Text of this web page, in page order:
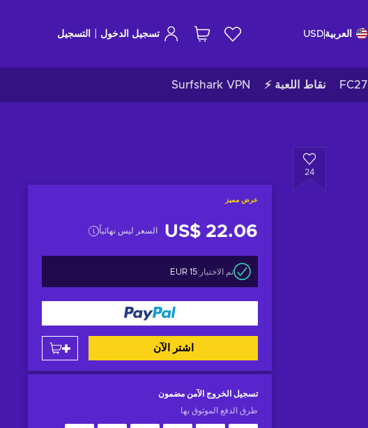
العربية USD تسجيل الدخول التسجيل
FC27 نقاط اللعبة ⚡ Surfshark VPN
24
عرض مميز
US$ 22.06 السعر ليس نهائياً
تم الاختيار:15 EUR
اشتر الآن
تسجيل الخروج الآمن مضمون
طرق الدفع الموثوق بها